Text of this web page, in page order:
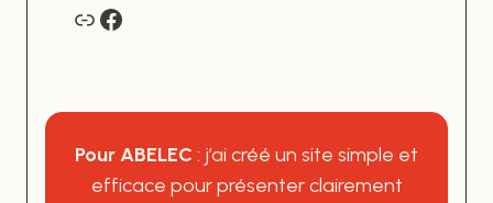
Lien Facebook
Pour ABELEC : j’ai créé un site simple et
efficace pour présenter clairement